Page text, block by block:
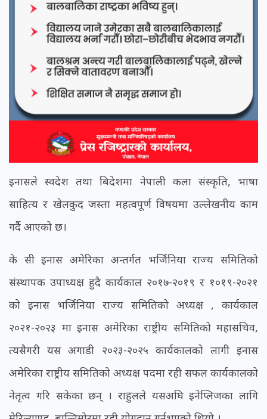
इनासले स्वदेश तथा बिदेशमा नेपाली कला संस्कृति, भाषा
साहित्य र खेलकुद जस्ता महत्वपूर्ण विषयमा उल्लेखनीय काम
गर्दै आएको छ।
के सी इनास अमेरिका अन्तर्गत भर्जिनिया राज्य समितिको
संस्थापक उपाध्यक्ष हुदै कार्यकाल २०१७-२०१९ र १०१९-२०२१
को इनास भर्जिनिया राज्य समितिको अध्यक्ष , कार्यकाल
२०२१-२०२३ मा इनास अमेरिका राष्ट्रीय समितिको महासचिव,
त्यसैगरी यस अगाडी २०२३-२०२५ कार्यकालको लागी इनास
अमेरिका राष्ट्रीय समितिको अध्यक्ष पदमा रही सफल कार्यकालको
नेतृत्व गरि सकेका छन् । राहुलले यसअघि इनेप्लिजका लागि